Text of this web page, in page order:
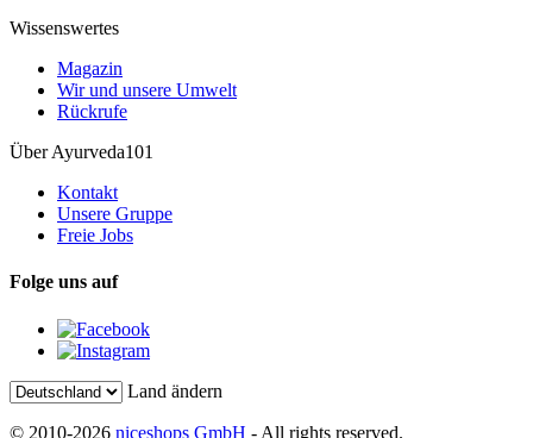
Wissenswertes
Magazin
Wir und unsere Umwelt
Rückrufe
Über Ayurveda101
Kontakt
Unsere Gruppe
Freie Jobs
Folge uns auf
Land ändern
© 2010-2026 niceshops GmbH - All rights reserved.